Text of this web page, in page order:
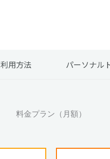
利用方法 パーソナル
料金プラン（月額）